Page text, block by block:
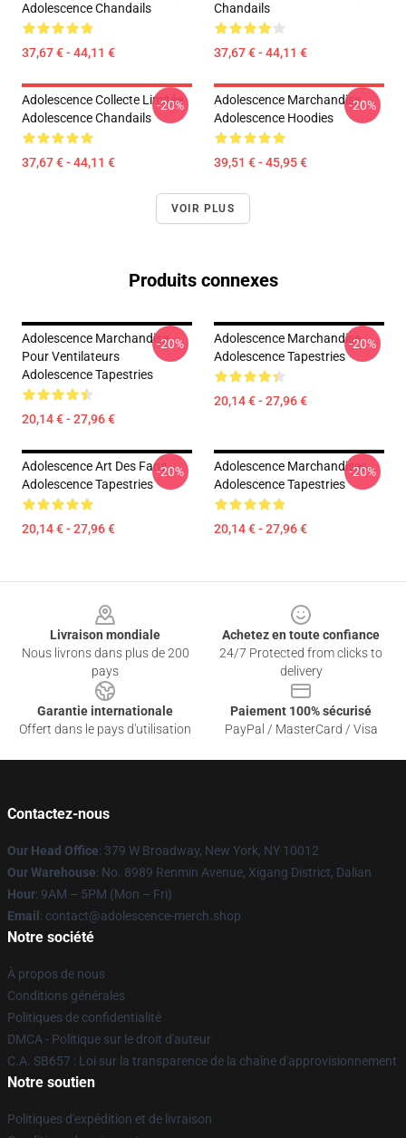
Adolescence Chandails
37,67 € - 44,11 €
Chandails
37,67 € - 44,11 €
Adolescence Collecte Limitée
Adolescence Chandails
37,67 € - 44,11 €
-20%
Adolescence Marchandise
Adolescence Hoodies
39,51 € - 45,95 €
-20%
VOIR PLUS
Produits connexes
Adolescence Marchandise
Pour Ventilateurs
Adolescence Tapestries
20,14 € - 27,96 €
-20%
Adolescence Marchandise
Adolescence Tapestries
20,14 € - 27,96 €
-20%
Adolescence Art Des Fans
Adolescence Tapestries
20,14 € - 27,96 €
-20%
Adolescence Marchandises
Adolescence Tapestries
20,14 € - 27,96 €
-20%
Livraison mondiale
Nous livrons dans plus de 200
pays
Achetez en toute confiance
24/7 Protected from clicks to
delivery
Garantie internationale
Offert dans le pays d'utilisation
Paiement 100% sécurisé
PayPal / MasterCard / Visa
Contactez-nous
Our Head Office: 379 W Broadway, New York, NY 10012
Our Warehouse: No. 8989 Renmin Avenue, Xigang District, Dalian
Hour: 9AM – 5PM (Mon – Fri)
Email : contact@adolescence-merch.shop
Notre société
À propos de nous
Conditions générales
Politiques de confidentialité
DMCA - Politique sur le droit d'auteur
C.A. SB657 : Loi sur la transparence de la chaîne d'approvisionnement
Notre soutien
Politiques d'expédition et de livraison